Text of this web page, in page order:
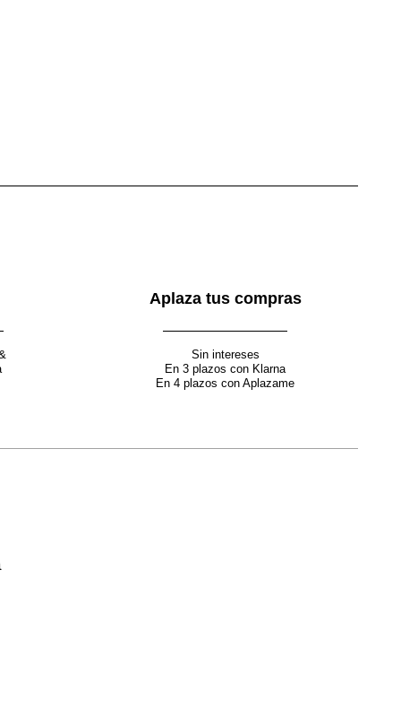
Aplaza tus compras
Sin intereses
En 3 plazos con Klarna
En 4 plazos con Aplazame